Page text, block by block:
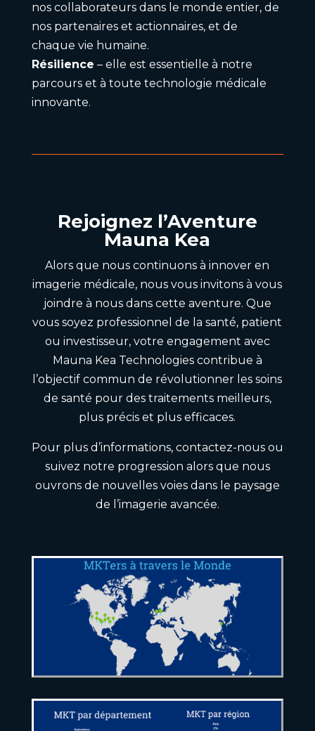
nos collaborateurs dans le monde entier, de
nos partenaires et actionnaires, et de
chaque vie humaine.
Résilience – elle est essentielle à notre
parcours et à toute technologie médicale
innovante.
Rejoignez l’Aventure
Mauna Kea
Alors que nous continuons à innover en
imagerie médicale, nous vous invitons à vous
joindre à nous dans cette aventure. Que
vous soyez professionnel de la santé, patient
ou investisseur, votre engagement avec
Mauna Kea Technologies contribue à
l’objectif commun de révolutionner les soins
de santé pour des traitements meilleurs,
plus précis et plus efficaces.
Pour plus d’informations, contactez-nous ou
suivez notre progression alors que nous
ouvrons de nouvelles voies dans le paysage
de l’imagerie avancée.